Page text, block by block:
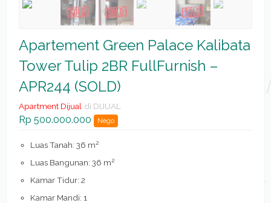
Apartement Green Palace Kalibata
Tower Tulip 2BR FullFurnish –
APR244 (SOLD)
Apartment Dijual di DIJUAL
Rp 500.000.000 Nego
Luas Tanah: 36 m2
Luas Bangunan: 36 m2
Kamar Tidur: 2
Kamar Mandi: 1